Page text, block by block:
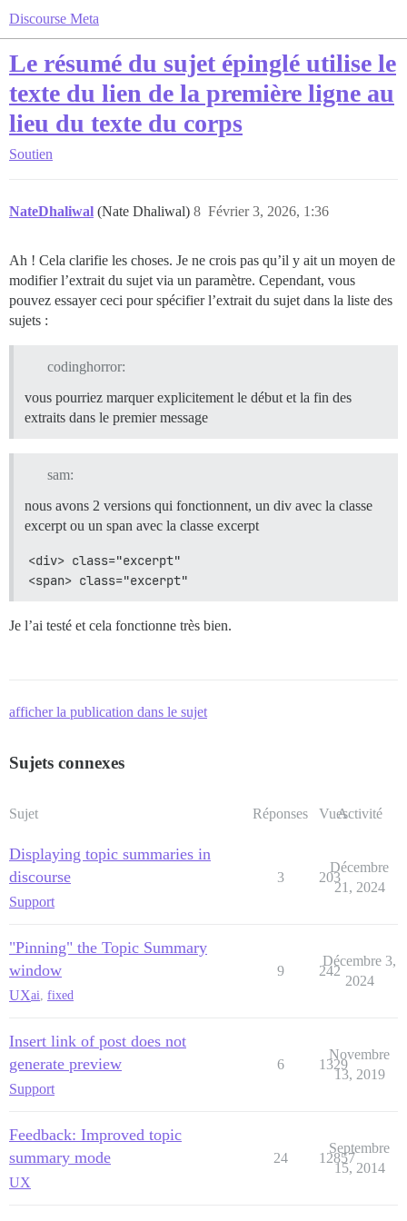
Discourse Meta
Le résumé du sujet épinglé utilise le
texte du lien de la première ligne au
lieu du texte du corps
Soutien
NateDhaliwal (Nate Dhaliwal) Février 3, 2026, 1:36
8
Ah ! Cela clarifie les choses. Je ne crois pas qu’il y ait un moyen de
modifier l’extrait du sujet via un paramètre. Cependant, vous
pouvez essayer ceci pour spécifier l’extrait du sujet dans la liste des
sujets :
codinghorror:
vous pourriez marquer explicitement le début et la fin des
extraits dans le premier message
sam:
nous avons 2 versions qui fonctionnent, un div avec la classe
excerpt ou un span avec la classe excerpt
<div> class="excerpt"
<span> class="excerpt"
Je l’ai testé et cela fonctionne très bien.
afficher la publication dans le sujet
Sujets connexes
Sujet Réponses VuesActivité
Displaying topic summaries in
discourse
Support
3 203
Décembre
21, 2024
"Pinning" the Topic Summary
window
UXai, fixed
9 242
Décembre 3,
2024
Insert link of post does not
generate preview
Support
6 1329
Novembre
13, 2019
Feedback: Improved topic
summary mode
UX
24 12857
Septembre
15, 2014